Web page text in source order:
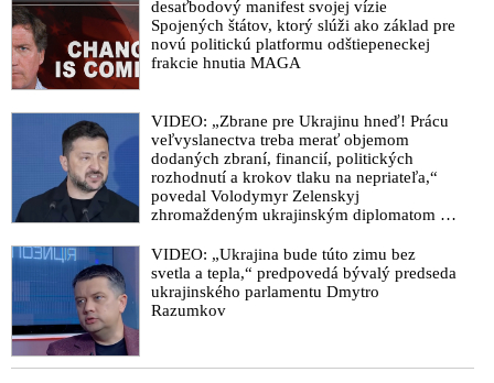
desaťbodový manifest svojej vízie
Spojených štátov, ktorý slúži ako základ pre
novú politickú platformu odštiepeneckej
frakcie hnutia MAGA
VIDEO: „Zbrane pre Ukrajinu hneď! Prácu
veľvyslanectva treba merať objemom
dodaných zbraní, financií, politických
rozhodnutí a krokov tlaku na nepriateľa,“
povedal Volodymyr Zelenskyj
zhromaždeným ukrajinským diplomatom v
že USA Ukrajine nedodajú protiraketové
systémy Patriot
VIDEO: „Ukrajina bude túto zimu bez
svetla a tepla,“ predpovedá bývalý predseda
ukrajinského parlamentu Dmytro
Razumkov